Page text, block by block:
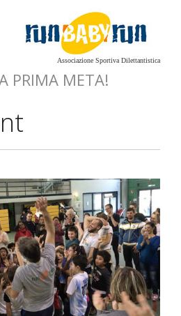
Associazione Sportiva Dilettantistica
PRIMA META!